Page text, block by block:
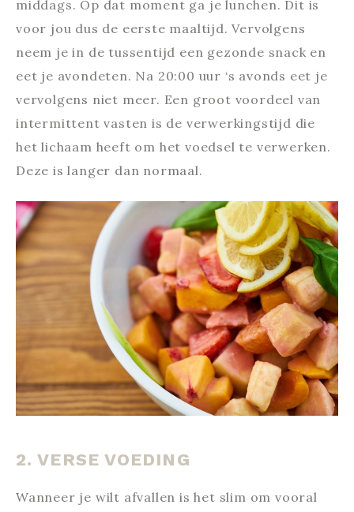
middags. Op dat moment ga je lunchen. Dit is
voor jou dus de eerste maaltijd. Vervolgens
neem je in de tussentijd een gezonde snack en
eet je avondeten. Na 20:00 uur ‘s avonds eet je
vervolgens niet meer. Een groot voordeel van
intermittent vasten is de verwerkingstijd die
het lichaam heeft om het voedsel te verwerken.
Deze is langer dan normaal.
2. VERSE VOEDING
Wanneer je wilt afvallen is het slim om vooral